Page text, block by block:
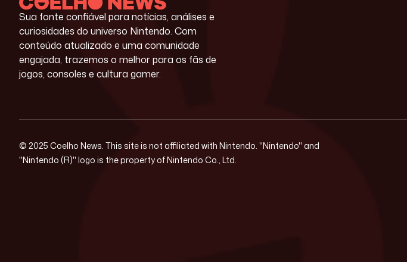
Sua fonte confiável para notícias, análises e
curiosidades do universo Nintendo. Com
conteúdo atualizado e uma comunidade
engajada, trazemos o melhor para os fãs de
jogos, consoles e cultura gamer.
© 2025 Coelho News. This site is not affiliated with Nintendo. "Nintendo" and
"Nintendo (R)" logo is the property of Nintendo Co., Ltd.